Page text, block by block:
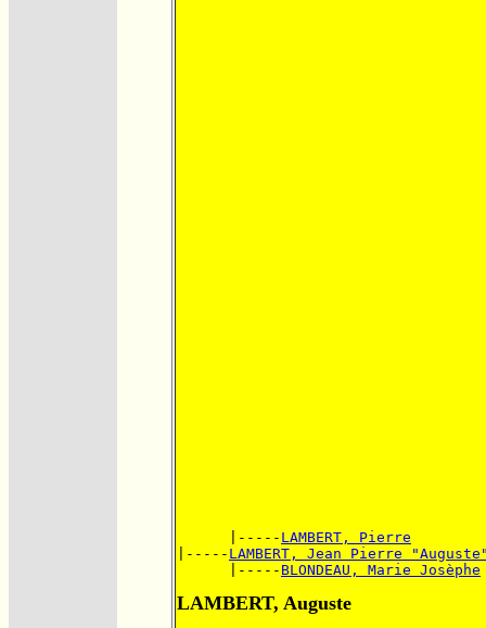
      |-----
LAMBERT, Pierre
|----- LAMBERT, Jean Pierre
      |-----
BLONDEAU, Marie Josèphe
LAMBERT, Auguste